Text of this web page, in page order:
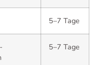
5–7 Tage
5–7 Tage